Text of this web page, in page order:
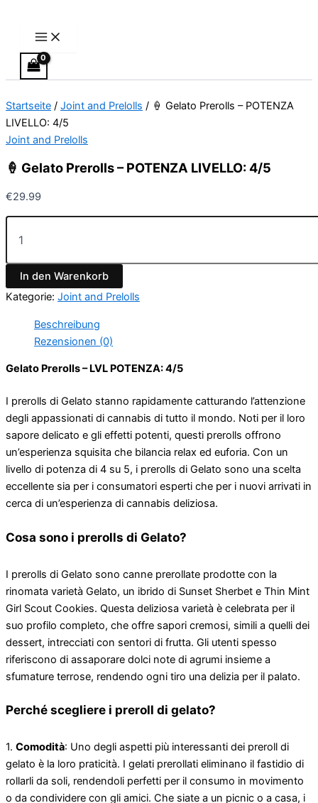
springen
Startseite / Joint and Prelolls / 🍦 Gelato Prerolls – POTENZA
LIVELLO: 4/5
Joint and Prelolls
🍦 Gelato Prerolls – POTENZA LIVELLO: 4/5
€29.99
Prerolls
POTENZA
LIVELLO:
Menge
In den Warenkorb
Kategorie: Joint and Prelolls
Beschreibung
Rezensionen (0)
Gelato Prerolls – LVL POTENZA: 4/5
I prerolls di Gelato stanno rapidamente catturando l’attenzione
degli appassionati di cannabis di tutto il mondo. Noti per il loro
sapore delicato e gli effetti potenti, questi prerolls offrono
un’esperienza squisita che bilancia relax ed euforia. Con un
livello di potenza di 4 su 5, i prerolls di Gelato sono una scelta
eccellente sia per i consumatori esperti che per i nuovi arrivati ​​in
cerca di un’esperienza di cannabis deliziosa.
Cosa sono i prerolls di Gelato?
I prerolls di Gelato sono canne prerollate prodotte con la
rinomata varietà Gelato, un ibrido di Sunset Sherbet e Thin Mint
Girl Scout Cookies. Questa deliziosa varietà è celebrata per il
suo profilo completo, che offre sapori cremosi, simili a quelli dei
dessert, intrecciati con sentori di frutta. Gli utenti spesso
riferiscono di assaporare dolci note di agrumi insieme a
sfumature terrose, rendendo ogni tiro una delizia per il palato.
Perché scegliere i preroll di gelato?
1. Comodità: Uno degli aspetti più interessanti dei preroll di
gelato è la loro praticità. I ​​gelati prerollati eliminano il fastidio di
rollarli da soli, rendendoli perfetti per il consumo in movimento
o da condividere con gli amici. Che siate a un picnic o a casa, i